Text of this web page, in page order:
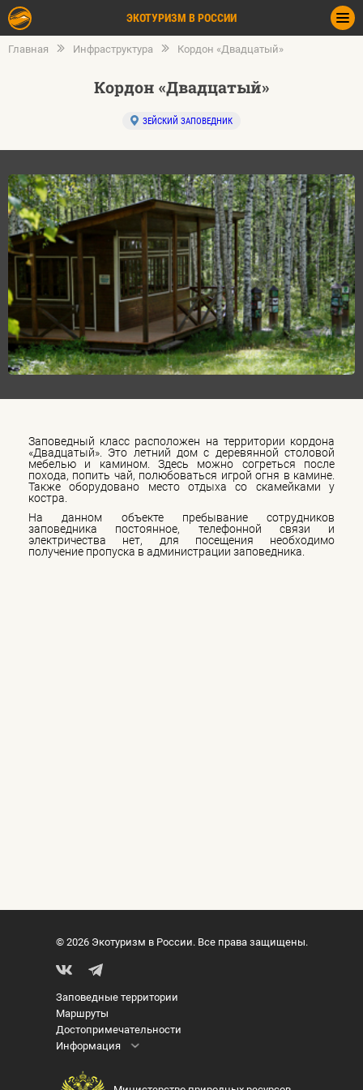
ЭКОТУРИЗМ В РОССИИ
Главная Инфраструктура Кордон «Двадцатый»
Кордон «Двадцатый»
ЗЕЙСКИЙ ЗАПОВЕДНИК
Заповедный класс расположен на территории кордона
«Двадцатый». Это летний дом с деревянной столовой
мебелью и камином. Здесь можно согреться после
похода, попить чай, полюбоваться игрой огня в камине.
Также оборудовано место отдыха со скамейками у
костра.
На данном объекте пребывание сотрудников
заповедника постоянное, телефонной связи и
электричества нет, для посещения необходимо
получение пропуска в администрации заповедника.
© 2026 Экотуризм в России. Все права защищены.
Заповедные территории
Маршруты
Достопримечательности
Информация